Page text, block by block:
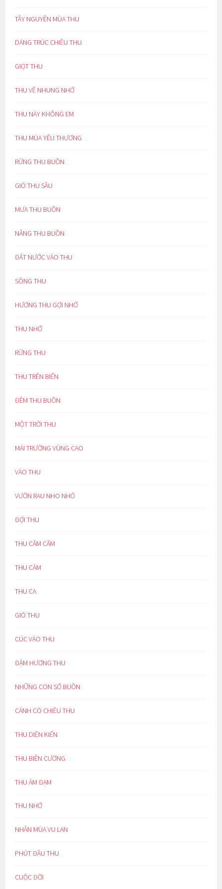
TÂY NGUYÊN MÙA THU
DÁNG TRÚC CHIỀU THU
GIỌT THU
THU VỀ NHUNG NHỚ
THU NÀY KHÔNG EM
THU MÙA YÊU THƯƠNG
RỪNG THU BUỒN
GIÓ THU SẦU
MƯA THU BUỒN
NẮNG THU BUỒN
ĐẤT NƯỚC VÀO THU
SÔNG THU
HƯƠNG THU GỢI NHỚ
THU NHỚ
RỪNG THU
THU TRÊN BIỂN
ĐÊM THU BUỒN
MỘT TRỜI THU
MÁI TRƯỜNG VÙNG CAO
VÀO THU
VƯỜN RAU NHO NHỎ
ĐỢI THU
THU CĂM CĂM
THU CẢM
THU CA
GIÓ THU
CÚC VÀO THU
ĐẬM HƯƠNG THU
NHỮNG CON SỐ BUỒN
CÁNH CÒ CHIỀU THU
THU DIỆN KIẾN
THU BIÊN CƯƠNG
THU ẢM ĐẠM
THU NHỚ
NHÂN MÙA VU LAN
PHÚT ĐẦU THU
CUỘC ĐỜI